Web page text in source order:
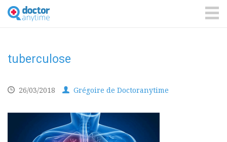
DoctorAnyTime
You
are
tuberculose
26/03/2018 Grégoire de Doctoranytime